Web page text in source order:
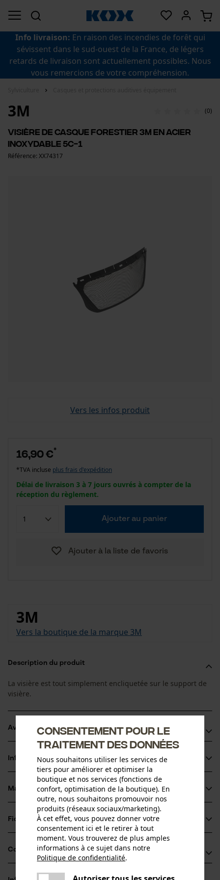
Info livraison: En raison des incendies de forêt qui
sévissent dans le sud-ouest de la France, de légers
retards de livraison sont actuellement possibles. Nous
vous remercions de votre compréhension.
3M (0)
Visière de casque forestier 3M en acier
inoxydable 5C-1
Référence: XX74317
Vers les infos produit
16,90 €*
*TVA incluse plus frais d'expédition
Délai de livraison 3 à 7 jours ouvrés à compter de la
réception du règlement.
Ajouter au panier
Ajouter à la liste de favoris
3M
Vers la boutique de la marque 3M
Description du produit
La visière est tout simplement encliquetée sur le support de
visière.
Avantages du produit
Excellente protection contre les copeaux et les éclats
Excellente stabilité même après une longue utilisation
Grand champ de vision pour une vision panoramique
presque complète
Informations sur le produit
Détails du produit
Type dactivité
Protéger
Groupe dâge
Matériau & entretien
Matériau
Matériau principal
Plastique
Fiches techniques
Déclaration de conformité (PDF)
Compatibilité
Consentement pour le
traitement des données
Nous souhaitons utiliser les services de
tiers pour améliorer et optimiser la
boutique et nos services (fonctions de
confort, optimisation de la boutique). En
outre, nous souhaitons promouvoir nos
produits (réseaux sociaux/marketing).
À cet effet, vous pouvez donner votre
consentement ici et le retirer à tout
moment. Vous trouverez de plus amples
informations à ce sujet dans notre
Politique de confidentialité.
Une erreur s'est produite. Veuillez
partager